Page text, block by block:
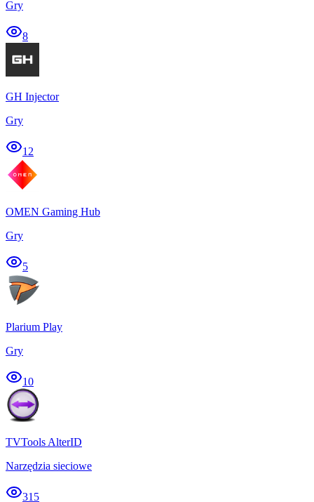
Gry
8
GH Injector
Gry
12
OMEN Gaming Hub
Gry
5
Plarium Play
Gry
10
TVTools AlterID
Narzędzia sieciowe
315